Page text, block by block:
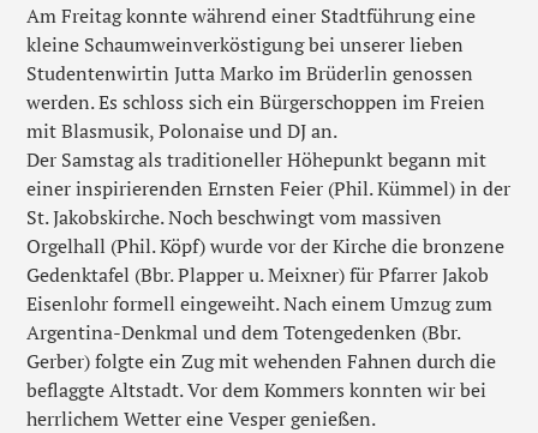
Am Freitag konnte während einer Stadtführung eine
kleine Schaumweinverköstigung bei unserer lieben
Studentenwirtin Jutta Marko im Brüderlin genossen
werden. Es schloss sich ein Bürgerschoppen im Freien
mit Blasmusik, Polonaise und DJ an.
Der Samstag als traditioneller Höhepunkt begann mit
einer inspirierenden Ernsten Feier (Phil. Kümmel) in der
St. Jakobskirche. Noch beschwingt vom massiven
Orgelhall (Phil. Köpf) wurde vor der Kirche die bronzene
Gedenktafel (Bbr. Plapper u. Meixner) für Pfarrer Jakob
Eisenlohr formell eingeweiht. Nach einem Umzug zum
Argentina-Denkmal und dem Totengedenken (Bbr.
Gerber) folgte ein Zug mit wehenden Fahnen durch die
beflaggte Altstadt. Vor dem Kommers konnten wir bei
herrlichem Wetter eine Vesper genießen.